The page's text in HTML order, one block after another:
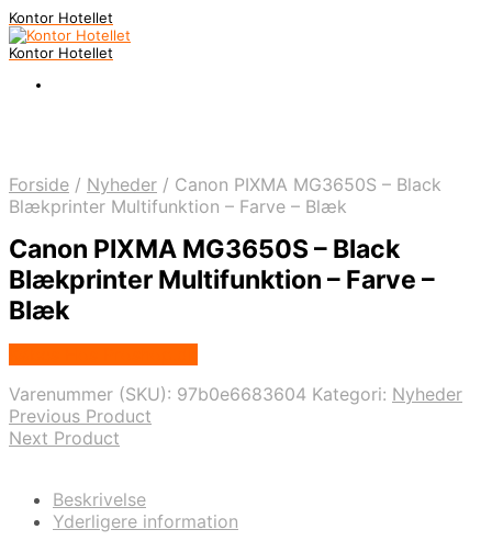
Kontor Hotellet
Kontor Hotellet
Forside / Nyheder / Canon PIXMA MG3650S – Black
Blækprinter Multifunktion – Farve – Blæk
Canon PIXMA MG3650S – Black
Blækprinter Multifunktion – Farve –
Blæk
Varenummer (SKU): 97b0e6683604 Kategori: Nyheder
Previous Product
Next Product
Beskrivelse
Yderligere information